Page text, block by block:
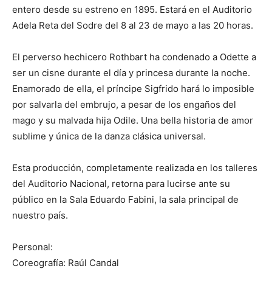
entero desde su estreno en 1895. Estará en el Auditorio
Adela Reta del Sodre del 8 al 23 de mayo a las 20 horas.
El perverso hechicero Rothbart ha condenado a Odette a
ser un cisne durante el día y princesa durante la noche.
Enamorado de ella, el príncipe Sigfrido hará lo imposible
por salvarla del embrujo, a pesar de los engaños del
mago y su malvada hija Odile. Una bella historia de amor
sublime y única de la danza clásica universal.
Esta producción, completamente realizada en los talleres
del Auditorio Nacional, retorna para lucirse ante su
público en la Sala Eduardo Fabini, la sala principal de
nuestro país.
Personal:
Coreografía: Raúl Candal